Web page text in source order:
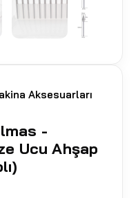
Aksesuarları
-
Ucu Ahşap